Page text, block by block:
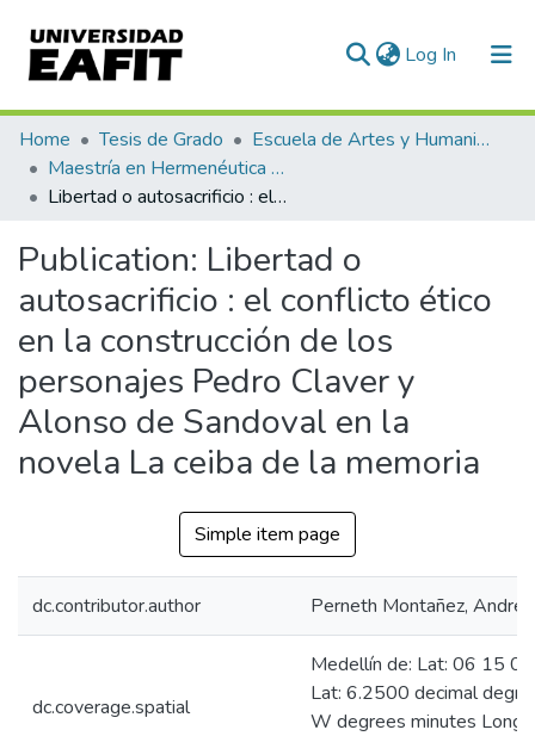
Log In (current)
Communities & Collections
All of DSpace
Home Tesis de Grado
Escuela de Artes y Humanidades
Maestría en Hermenéutica Literaria (tesis)
Libertad o autosacrificio : el conflicto ético en la construcción de los personajes Pedro Claver y Alonso de Sandoval en la novela La ceiba de la memoria
Publication: Libertad o
autosacrificio : el conflicto ético
en la construcción de los
personajes Pedro Claver y
Alonso de Sandoval en la
novela La ceiba de la memoria
Simple item page
dc.contributor.author Perneth Montañez, Andrea
dc.coverage.spatial
Medellín de: Lat: 06 15
Lat: 6.2500 decimal
W degrees minutes